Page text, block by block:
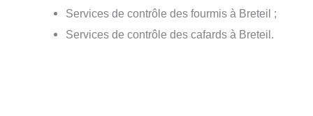
Services de contrôle des fourmis à Breteil ;
Services de contrôle des cafards à Breteil.